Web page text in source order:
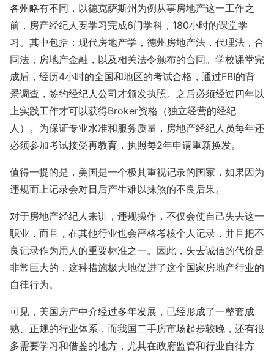
各州略有不同，以德克萨斯州为例从事房地产这一工作之
前，房产经纪人要学习完成6门学科，180小时的课堂学
习。其中包括：现代房地产学，德州房地产法，代理法，合
同法，房地产金融，以及相关法令颁布的合同。学校课堂完
成后，经历4小时的全国和地区的考试合格，通过FBI的背
景调查，签约经纪人公司才颁发执照。之后必须经过四年以
上实践工作才可以获得Broker资格（独立经营的经纪
人）。为保证专业水准和服务质量，房地产经纪人员每年还
必须参加考试接受再教育，执照每2年申请重新换发。
值得一提的是，美国是一个极其重视记录的国家，如果因为
违规而上记录会对日后产生难以抹煞的不良后果。
对于房地产经纪人来讲，违规操作，不仅会使自己失去这一
职业，而且，在其他行业也会严格考核个人记录，并且把不
良记录作为用人的重要标准之一。因此，失去诚信的代价是
非常巨大的，这种措施极大地促进了这个国家房地产行业的
自律行为。
可见，美国房产中介经过多年发展，已经形成了一整套成
熟、正规的行业体系，而我国二手房市场起步较晚，还有很
多需要学习和借鉴的地方，尤其在政府监管和行业自律方